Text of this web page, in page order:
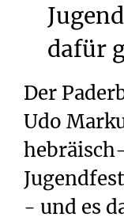
dafür
Der
Udo
- und es